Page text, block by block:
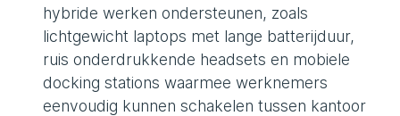
hybride werken ondersteunen, zoals
lichtgewicht laptops met lange batterijduur,
ruis onderdrukkende headsets en mobiele
docking stations waarmee werknemers
eenvoudig kunnen schakelen tussen kantoor